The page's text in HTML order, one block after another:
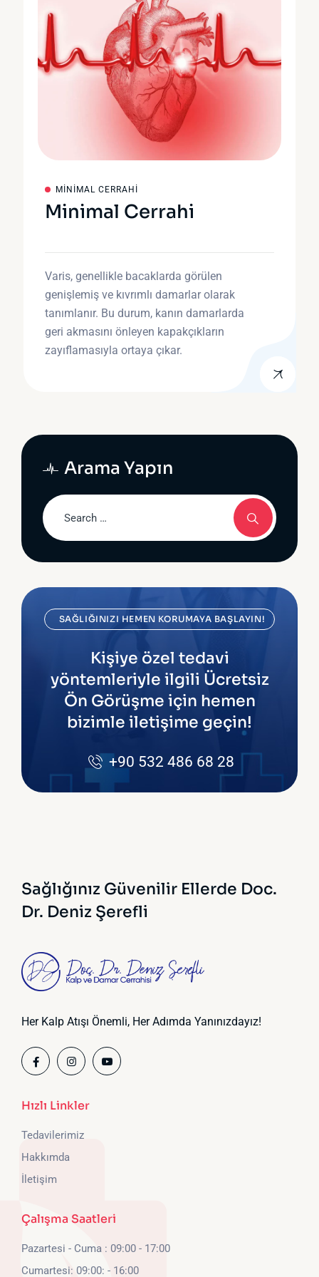
MINIMAL CERRAHI
Minimal Cerrahi
Varis, genellikle bacaklarda görülen
genişlemiş ve kıvrımlı damarlar olarak
tanımlanır. Bu durum, kanın damarlarda
geri akmasını önleyen kapakçıkların
zayıflamasıyla ortaya çıkar.
Arama Yapın
SAĞLIĞINIZI HEMEN KORUMAYA BAŞLAYIN!
Kişiye özel tedavi
yöntemleriyle ilgili Ücretsiz
Ön Görüşme için hemen
bizimle iletişime geçin!
+90 532 486 68 28
Sağlığınız Güvenilir Ellerde Doc.
Dr. Deniz Şerefli
Her Kalp Atışı Önemli, Her Adımda Yanınızdayız!
Hızlı Linkler
Tedavilerimiz
Hakkımda
İletişim
Çalışma Saatleri
Pazartesi - Cuma : 09:00 - 17:00
Cumartesi: 09:00: - 16:00